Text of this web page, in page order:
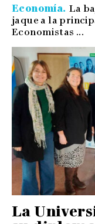
Economía La
jaque a la
Economistas ...
La